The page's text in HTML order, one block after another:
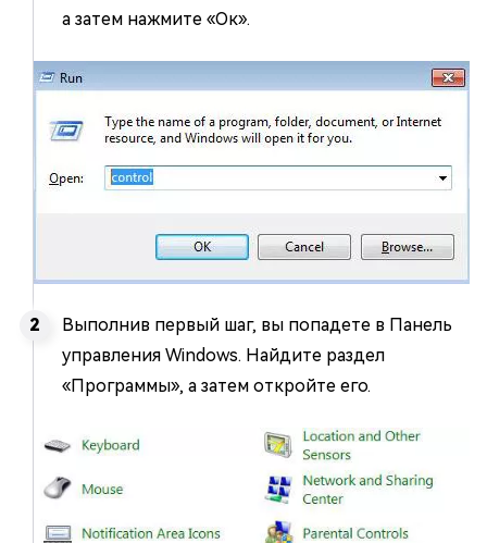
а затем нажмите «Ок».
Выполнив первый шаг, вы попадете в Панель
управления Windows. Найдите раздел
«Программы», а затем откройте его.